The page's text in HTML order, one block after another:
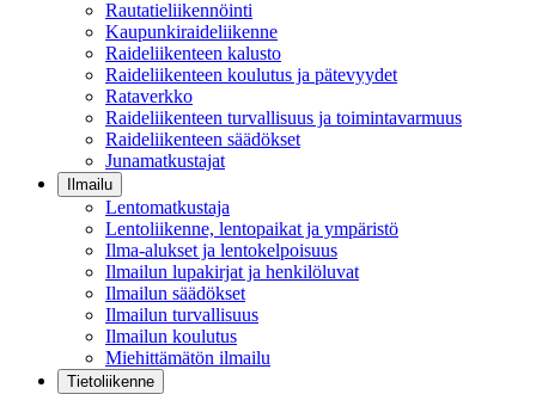
Rautatieliikennöinti
Kaupunkiraideliikenne
Raideliikenteen kalusto
Raideliikenteen koulutus ja pätevyydet
Rataverkko
Raideliikenteen turvallisuus ja toimintavarmuus
Raideliikenteen säädökset
Junamatkustajat
Ilmailu
Lentomatkustaja
Lentoliikenne, lentopaikat ja ympäristö
Ilma-alukset ja lentokelpoisuus
Ilmailun lupakirjat ja henkilöluvat
Ilmailun säädökset
Ilmailun turvallisuus
Ilmailun koulutus
Miehittämätön ilmailu
Tietoliikenne